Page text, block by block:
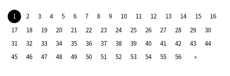
1 2 3 4 5 6 7 8 9 10 11 12 13 14 15
16
17
18 19 20 21 22 23 24 25 26 27 28 29
30
31
32 33 34 35 36 37 38 39 40 41 42 43
44
45
46 47 48 49 50 51 52 53 54 55 56